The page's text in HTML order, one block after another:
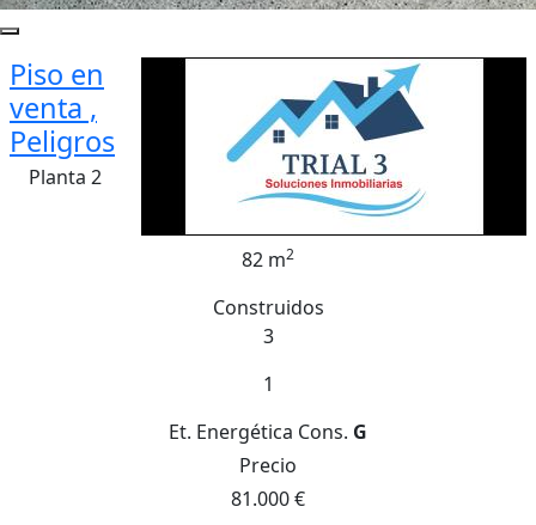
Piso en
venta ,
Peligros
Planta 2
82 m2
Construidos
3
1
Et. Energética Cons. G
Precio
81.000 €